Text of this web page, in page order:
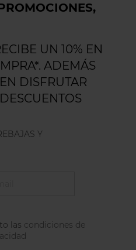
UN 10% EN
ADEMÁS
DISFRUTAR
Y
las condiciones de